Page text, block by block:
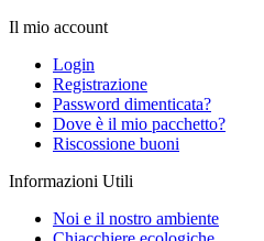
Il mio account
Login
Registrazione
Password dimenticata?
Dove è il mio pacchetto?
Riscossione buoni
Informazioni Utili
Noi e il nostro ambiente